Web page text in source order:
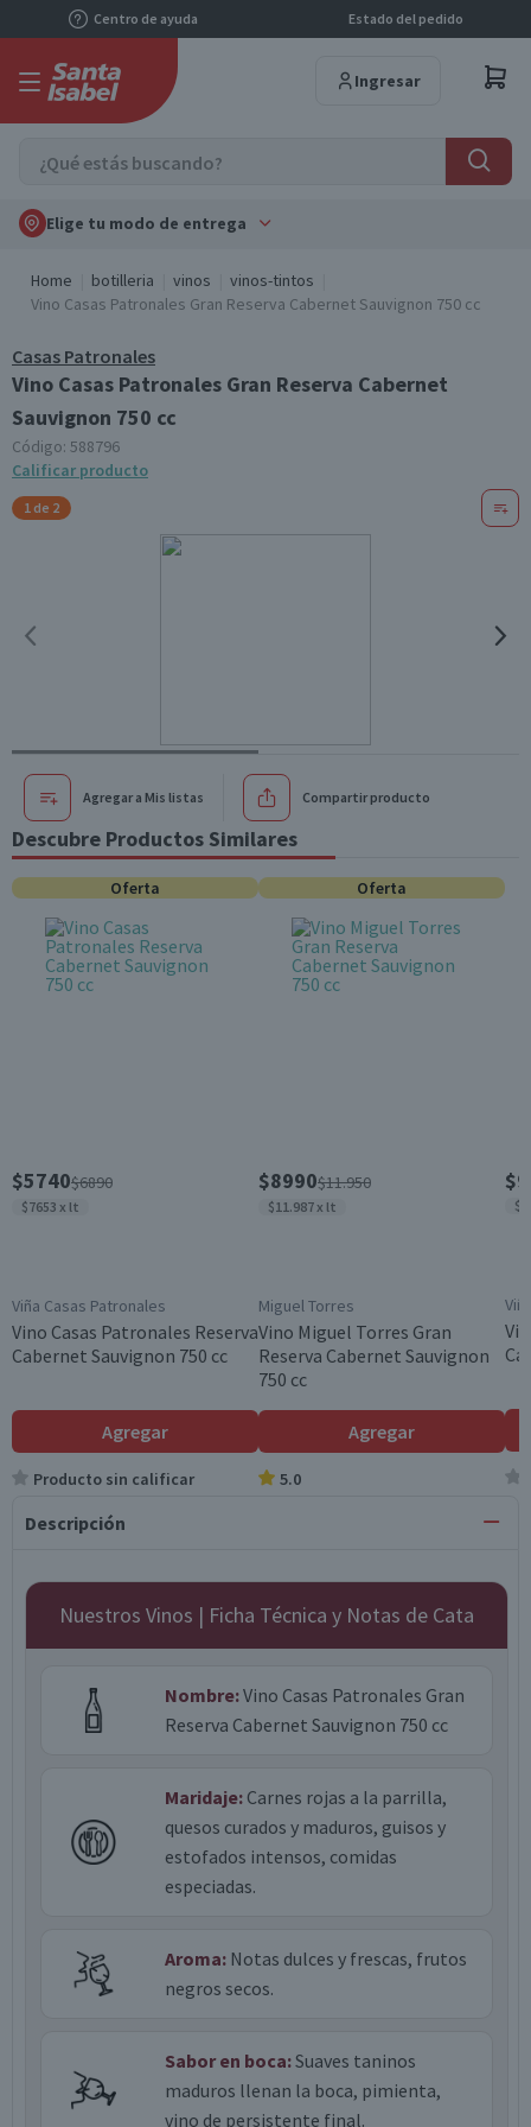
Centro de ayuda Estado del pedido
Ingresar
Elige tu modo de entrega
Home botilleria vinos
vinos-tintos
Vino Casas Patronales Gran Reserva Cabernet Sauvignon 750 cc
Casas Patronales
Vino Casas Patronales Gran Reserva Cabernet
Sauvignon 750 cc
Código: 588796
Calificar producto
1 de 2
Agregar a Mis listas Compartir producto
Descubre Productos Similares
Oferta
$5740$6890
$7653 x lt
Viña Casas Patronales
Vino Casas Patronales Reserva
Cabernet Sauvignon 750 cc
Agregar
Producto sin calificar
Oferta
$8990$11.950
$11.987 x lt
Miguel Torres
Vino Miguel Torres Gran
Reserva Cabernet Sauvignon
750 cc
Agregar
5.0
Descripción
Nuestros Vinos | Ficha Técnica y Notas de Cata
Nombre:Vino Casas Patronales Gran
Reserva Cabernet Sauvignon 750 cc
Maridaje: Carnes rojas a la parrilla,
quesos curados y maduros, guisos y
estofados intensos, comidas
especiadas.
Aroma: Notas dulces y frescas, frutos
negros secos.
Sabor en boca:Suaves taninos
maduros llenan la boca, pimienta,
vino de persistente final.